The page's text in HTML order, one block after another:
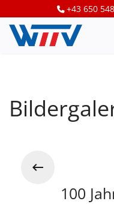
+43 650
100